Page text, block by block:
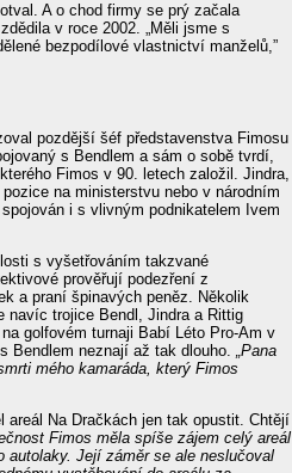
A o chod firmy se prý začala
v roce 2002. „Měli jsme s
bezpodílové vlastnictví manželů,”
pozdější šéf představenstva Fimosu
s Bendlem a sám o sobě tvrdí,
Fimos v 90. letech založil. Jindra,
na ministerstvu nebo v národním
i s vlivným podnikatelem Ivem
s vyšetřováním takzvané
prověřují podezření z
a praní špinavých peněz. Několik
navíc trojice Bendl, Jindra a Rittig
golfovém turnaji Babí Léto Pro-Am v
Bendlem neznají až tak dlouho. „Pana
mého kamaráda, který Fimos
Na Dračkách jen tak opustit. Chtějí
Fimos měla spíše zájem celý areál
autolaky. Její záměr se ale neslučoval